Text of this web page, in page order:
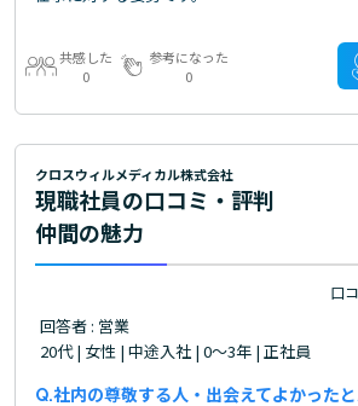
共感した
0
参考になった
0
クロスウィルメディカル株式会社
現職社員の口コミ・評判
仲間の魅力
口
回答者 : 営業
20代 | 女性 | 中途入社 | 0～3年 | 正社員
社内の尊敬する人・出会えてよかった